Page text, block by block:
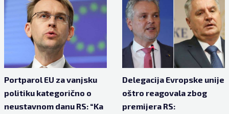
Portparol EU za vanjsku
politiku kategorično o
neustavnom danu RS: “Ka
Delegacija Evropske unije
oštro reagovala zbog
premijera RS: